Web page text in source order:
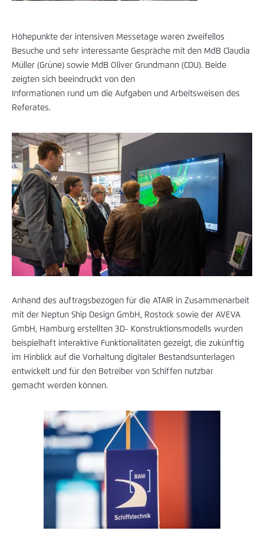
Höhepunkte der intensiven Messetage waren zweifellos
Besuche und sehr interessante Gespräche mit den MdB Claudia
Müller (Grüne) sowie MdB Oliver Grundmann (CDU). Beide
zeigten sich beeindruckt von den
Informationen rund um die Aufgaben und Arbeitsweisen des
Referates.
Anhand des auftragsbezogen für die ATAIR in Zusammenarbeit
mit der Neptun Ship Design GmbH, Rostock sowie der AVEVA
GmbH, Hamburg erstellten 3D- Konstruktionsmodells wurden
beispielhaft interaktive Funktionalitäten gezeigt, die zukünftig
im Hinblick auf die Vorhaltung digitaler Bestandsunterlagen
entwickelt und für den Betreiber von Schiffen nutzbar
gemacht werden können.